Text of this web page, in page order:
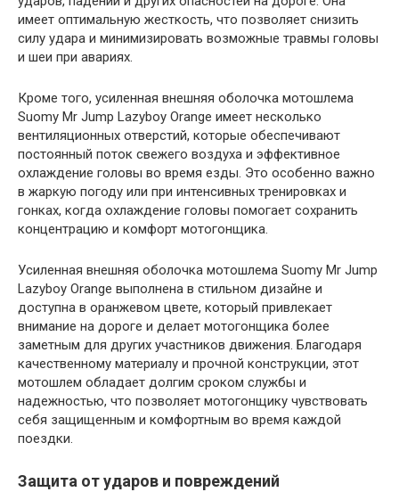
имеет оптимальную жесткость, что позволяет снизить
силу удара и минимизировать возможные травмы головы
и шеи при авариях.
Кроме того, усиленная внешняя оболочка мотошлема
Suomy Mr Jump Lazyboy Orange имеет несколько
вентиляционных отверстий, которые обеспечивают
постоянный поток свежего воздуха и эффективное
охлаждение головы во время езды. Это особенно важно
в жаркую погоду или при интенсивных тренировках и
гонках, когда охлаждение головы помогает сохранить
концентрацию и комфорт мотогонщика.
Усиленная внешняя оболочка мотошлема Suomy Mr Jump
Lazyboy Orange выполнена в стильном дизайне и
доступна в оранжевом цвете, который привлекает
внимание на дороге и делает мотогонщика более
заметным для других участников движения. Благодаря
качественному материалу и прочной конструкции, этот
мотошлем обладает долгим сроком службы и
надежностью, что позволяет мотогонщику чувствовать
себя защищенным и комфортным во время каждой
поездки.
Защита от ударов и повреждений